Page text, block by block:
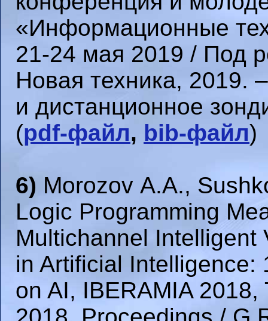
«Информационные
21-24 мая 2019 / Под
Новая техника, 2019.
и дистанционное
(pdf-файл, bib-файл)
6) Morozov A.A.,
Logic Programming
Multichannel Intelligent
in Artificial Intelligence:
on AI, IBERAMIA